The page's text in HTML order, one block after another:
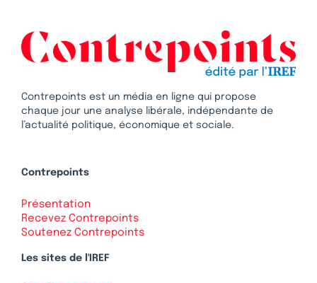
Contrepoints est un média en ligne qui propose
chaque jour une analyse libérale, indépendante de
l’actualité politique, économique et sociale.
Contrepoints
Présentation
Recevez Contrepoints
Soutenez Contrepoints
Les sites de l'IREF